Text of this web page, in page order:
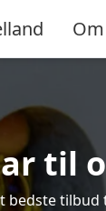
til
bedste tilbud